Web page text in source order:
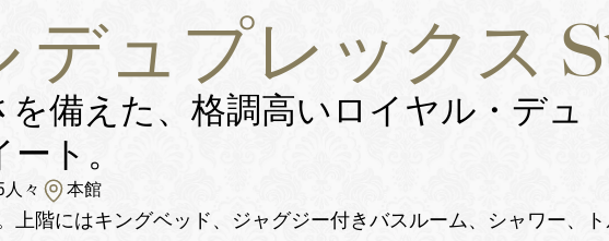
デュプレックス
備えた、格調高いロイヤル・デュ
ト。
人々 本館
上階にはキングベッド、ジャグジー付きバスルーム、シャワー、